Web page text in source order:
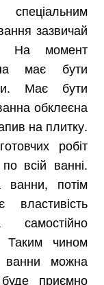
зазвичай
На момент
має бути
Має бути
обклеєна
на плитку.
робіт
всій ванні.
ванни, потім
самостійно
Таким чином
ванни можна
приємно